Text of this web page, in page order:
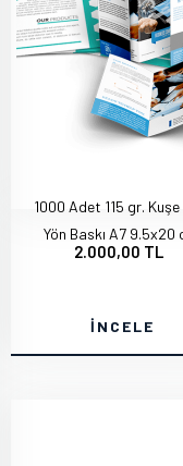
1000 Adet 115 gr.
Yön Baskı A7 9.5x20
2.000,00 TL
İNCELE